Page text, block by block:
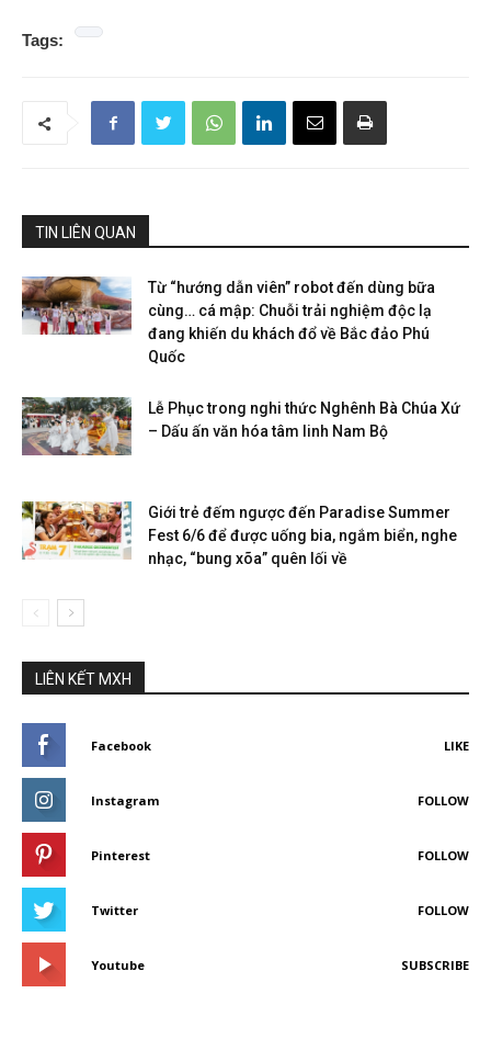
Tags:
TIN LIÊN QUAN
Từ “hướng dẫn viên” robot đến dùng bữa
cùng… cá mập: Chuỗi trải nghiệm độc lạ
đang khiến du khách đổ về Bắc đảo Phú
Quốc
Lễ Phục trong nghi thức Nghênh Bà Chúa Xứ
– Dấu ấn văn hóa tâm linh Nam Bộ
Giới trẻ đếm ngược đến Paradise Summer
Fest 6/6 để được uống bia, ngắm biển, nghe
nhạc, “bung xõa” quên lối về
LIÊN KẾT MXH
Facebook LIKE
Instagram FOLLOW
Pinterest FOLLOW
Twitter FOLLOW
Youtube SUBSCRIBE